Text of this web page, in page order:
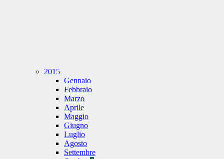
2015
Gennaio
Febbraio
Marzo
Aprile
Maggio
Giugno
Luglio
Agosto
Settembre